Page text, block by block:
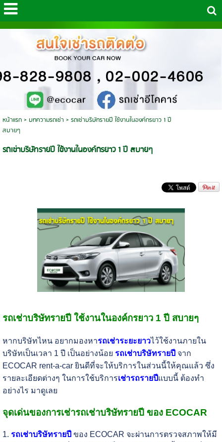
หน้าแรก> บทความรถเช่า > รถเช่าบริษัทรายปี ใช้งานในองค์กรยาว 1 ปี
สบายๆ
รถเช่าบริษัทรายปี ใช้งานในองค์กรยาว 1 ปี สบายๆ
รถเช่าบริษัทรายปี ใช้งานในองค์กรยาว 1 ปี สบายๆ
หากบริษัทไหน อยากมองหารถเช่าระยะยาวไว้ใช้งานภายใน
บริษัทเป็นเวลา 1 ปี เป็นอย่างน้อย รถเช่าบริษัทรายปี จาก
ECOCAR rent-a-car ยินดีที่จะให้บริการในส่วนนี้ให้คุณแล้ว ซึ่ง
รายละเอียดต่างๆ ในการใช้บริการเช่ารถรายปีแบบนี้ ต้องทำ
อย่างไร มาดูเลย
จุดเด่นของการเช่ารถเช่าบริษัทรายปี ของ ECOCAR
1. รถเช่าบริษัทรายปี ของ ECOCAR จะผ่านการตรวจสภาพให้มี